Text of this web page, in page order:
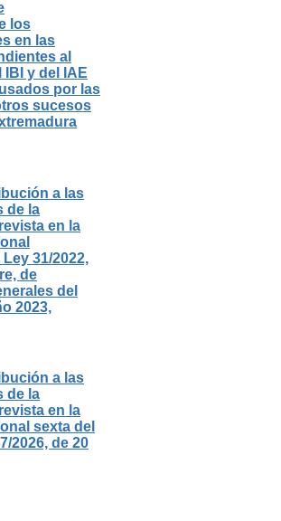
los
en las
al
IBI y del IAE
por las
sucesos
a las
de la
en la
31/2022,
de
del
2023,
a las
de la
en la
sexta del
2026, de 20